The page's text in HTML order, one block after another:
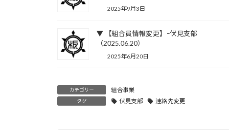
2025年9月3日
▼ 【組合員情報変更】ｰ伏見支部
（2025.06.20）
2025年6月20日
カテゴリー 組合事業
タグ 伏見支部 連絡先変更